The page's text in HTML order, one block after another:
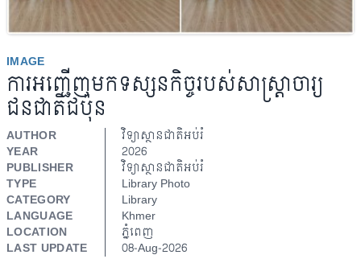
IMAGE
ការអញ្ជើញមកទស្សនកិច្ចរបស់សាស្ត្រាចារ្យ
ជនជាតិជប៉ុន
AUTHOR
វិទ្យាស្ថានជាតិអប់រំ
YEAR
2026
PUBLISHER
វិទ្យាស្ថានជាតិអប់រំ
TYPE
Library Photo
CATEGORY
Library
LANGUAGE
Khmer
LOCATION
ភ្នំពេញ
LAST UPDATE
08-Aug-2026